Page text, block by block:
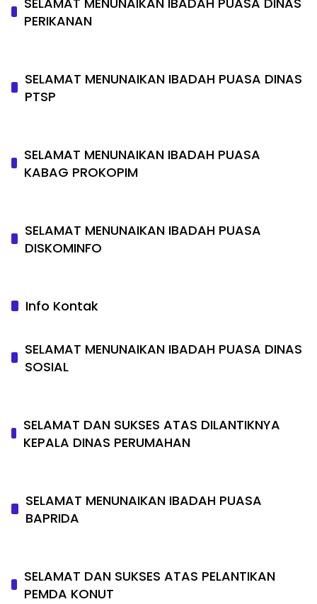
PERIKANAN
SELAMAT MENUNAIKAN IBADAH PUASA DINAS
PTSP
SELAMAT MENUNAIKAN IBADAH PUASA
KABAG PROKOPIM
SELAMAT MENUNAIKAN IBADAH PUASA
DISKOMINFO
Info Kontak
SELAMAT MENUNAIKAN IBADAH PUASA DINAS
SOSIAL
SELAMAT DAN SUKSES ATAS DILANTIKNYA
KEPALA DINAS PERUMAHAN
SELAMAT MENUNAIKAN IBADAH PUASA
BAPRIDA
SELAMAT DAN SUKSES ATAS PELANTIKAN
PEMDA KONUT